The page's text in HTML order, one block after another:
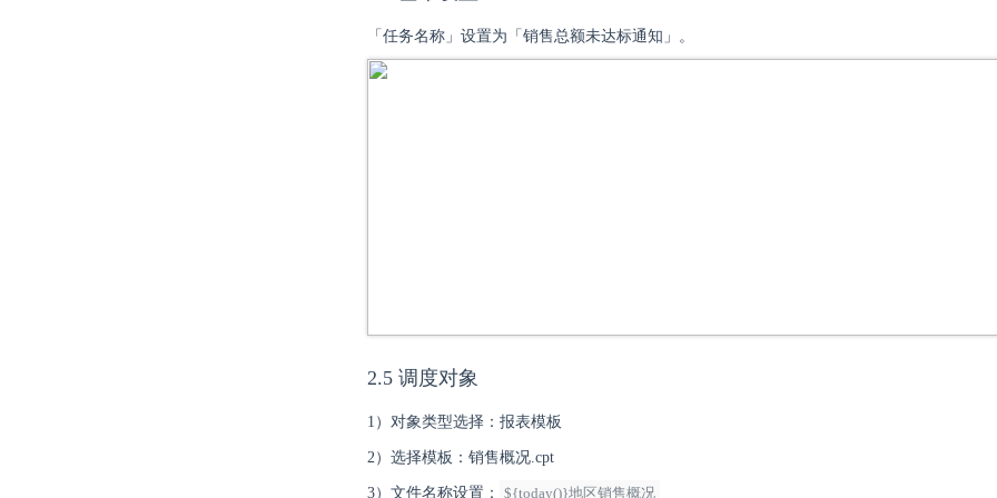
「任务名称」设置为「销售总额未达标通知」。
2.5 调度对象
1）对象类型选择：报表模板
2）选择模板：销售概况.cpt
3）文件名称设置： ${today()}地区销售概况